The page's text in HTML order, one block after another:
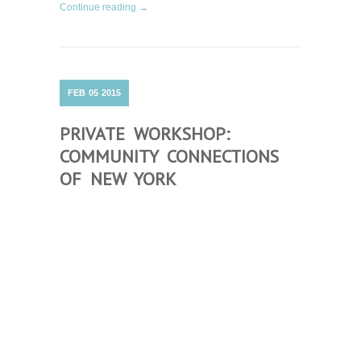
Continue reading →
FEB 05 2015
PRIVATE WORKSHOP:
COMMUNITY CONNECTIONS
OF NEW YORK